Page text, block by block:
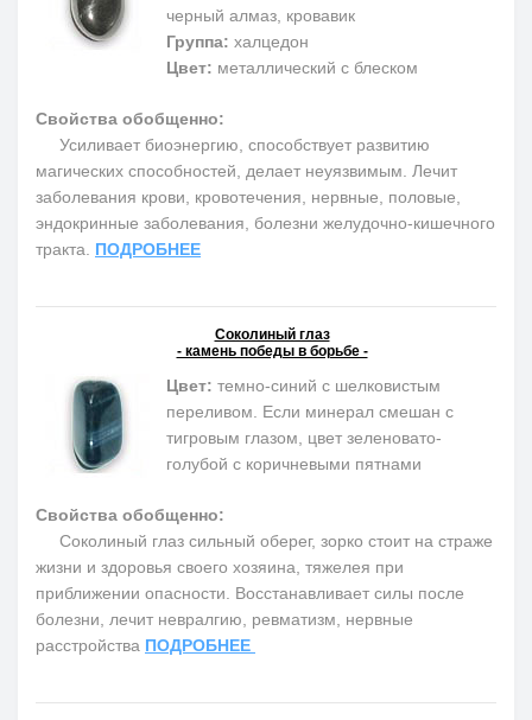
черный алмаз, кровавик
Группа: халцедон
Цвет: металлический с блеском
Свойства обобщенно:
Усиливает биоэнергию, способствует развитию
магических способностей, делает неуязвимым. Лечит
заболевания крови, кровотечения, нервные, половые,
эндокринные заболевания, болезни желудочно-кишечного
тракта. ПОДРОБНЕЕ
Соколиный глаз
- камень победы в борьбе -
Цвет: темно-синий с шелковистым
переливом. Если минерал смешан с
тигровым глазом, цвет зеленовато-
голубой с коричневыми пятнами
Свойства обобщенно:
Соколиный глаз сильный оберег, зорко стоит на страже
жизни и здоровья своего хозяина, тяжелея при
приближении опасности. Восстанавливает силы после
болезни, лечит невралгию, ревматизм, нервные
расстройства ПОДРОБНЕЕ